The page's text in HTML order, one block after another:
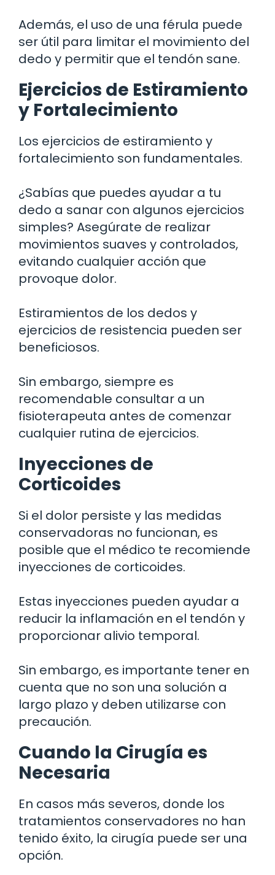
Además, el uso de una férula puede
ser útil para limitar el movimiento del
dedo y permitir que el tendón sane.
Ejercicios de Estiramiento
y Fortalecimiento
Los ejercicios de estiramiento y
fortalecimiento son fundamentales.
¿Sabías que puedes ayudar a tu
dedo a sanar con algunos ejercicios
simples? Asegúrate de realizar
movimientos suaves y controlados,
evitando cualquier acción que
provoque dolor.
Estiramientos de los dedos y
ejercicios de resistencia pueden ser
beneficiosos.
Sin embargo, siempre es
recomendable consultar a un
fisioterapeuta antes de comenzar
cualquier rutina de ejercicios.
Inyecciones de
Corticoides
Si el dolor persiste y las medidas
conservadoras no funcionan, es
posible que el médico te recomiende
inyecciones de corticoides.
Estas inyecciones pueden ayudar a
reducir la inflamación en el tendón y
proporcionar alivio temporal.
Sin embargo, es importante tener en
cuenta que no son una solución a
largo plazo y deben utilizarse con
precaución.
Cuando la Cirugía es
Necesaria
En casos más severos, donde los
tratamientos conservadores no han
tenido éxito, la cirugía puede ser una
opción.